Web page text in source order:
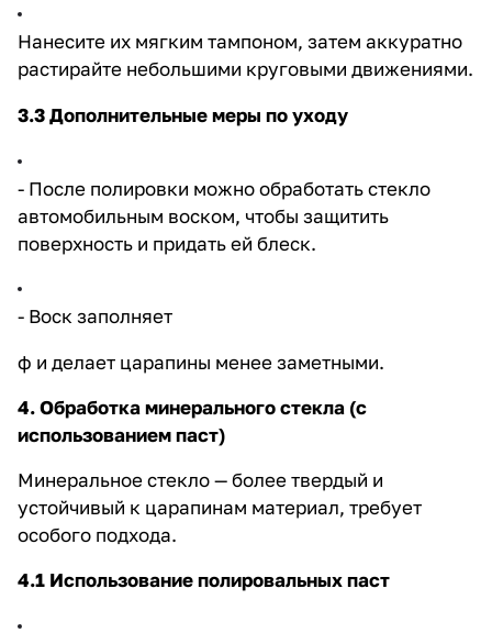
Нанесите их мягким тампоном, затем аккуратно
растирайте небольшими круговыми движениями.
3.3 Дополнительные меры по уходу
- После полировки можно обработать стекло
автомобильным воском, чтобы защитить
поверхность и придать ей блеск.
- Воск заполняет
ф и делает царапины менее заметными.
4. Обработка минерального стекла (с
использованием паст)
Минеральное стекло — более твердый и
устойчивый к царапинам материал, требует
особого подхода.
4.1 Использование полировальных паст